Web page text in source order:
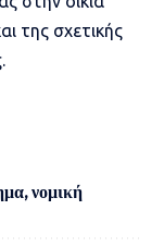
της σχετικής
,νομική